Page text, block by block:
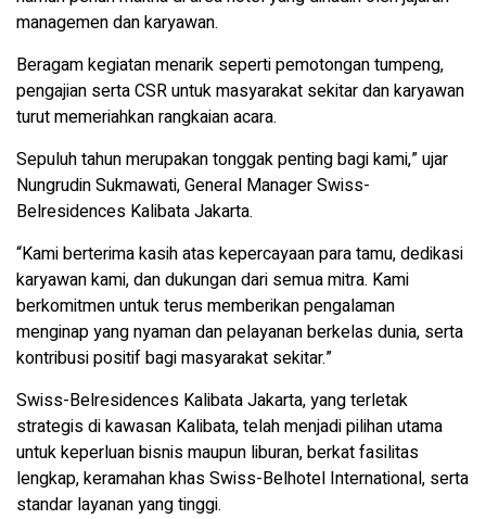
managemen dan karyawan.
Beragam kegiatan menarik seperti pemotongan tumpeng,
pengajian serta CSR untuk masyarakat sekitar dan karyawan
turut memeriahkan rangkaian acara.
Sepuluh tahun merupakan tonggak penting bagi kami,” ujar
Nungrudin Sukmawati, General Manager Swiss-
Belresidences Kalibata Jakarta.
“Kami berterima kasih atas kepercayaan para tamu, dedikasi
karyawan kami, dan dukungan dari semua mitra. Kami
berkomitmen untuk terus memberikan pengalaman
menginap yang nyaman dan pelayanan berkelas dunia, serta
kontribusi positif bagi masyarakat sekitar.”
Swiss-Belresidences Kalibata Jakarta, yang terletak
strategis di kawasan Kalibata, telah menjadi pilihan utama
untuk keperluan bisnis maupun liburan, berkat fasilitas
lengkap, keramahan khas Swiss-Belhotel International, serta
standar layanan yang tinggi.